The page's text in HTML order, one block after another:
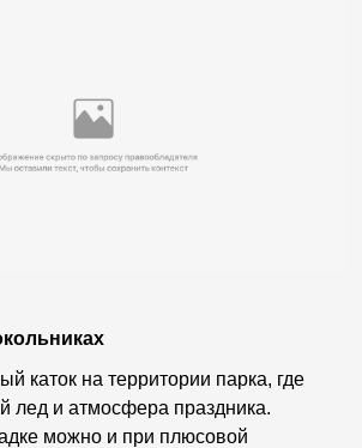
каток на территории парка, где
лед и атмосфера праздника.
можно и при плюсовой